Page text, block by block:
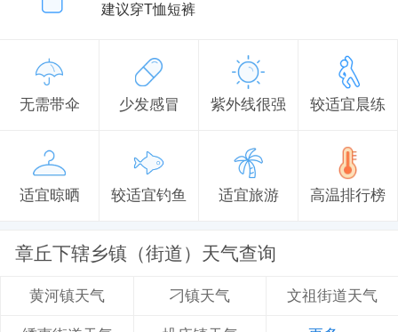
建议穿T恤短裤
无需带伞 少发感冒 紫外线很强 较适宜晨练
适宜晾晒 较适宜钓鱼 适宜旅游 高温排行榜
章丘下辖乡镇（街道）天气查询
黄河镇天气 刁镇天气 文祖街道天气